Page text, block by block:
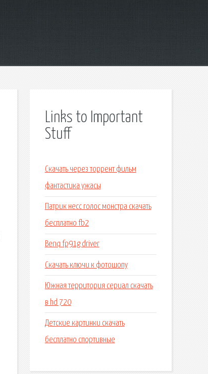
Links to Important
Stuff
Скачать через торрент фильм
фантастика ужасы
Патрик несс голос монстра скачать
бесплатно fb2
Benq fp91g driver
Скачать ключи к фотошопу
Южная территория сериал скачать
в hd 720
Детские картинки скачать
бесплатно спортивные